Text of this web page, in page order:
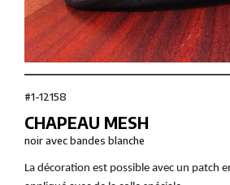
#1-12158
CHAPEAU MESH
noir avec bandes blanche
La décoration est possible avec un patch